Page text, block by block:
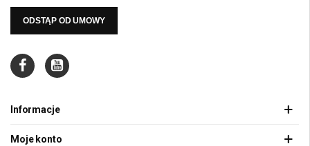
ODSTĄP OD UMOWY
Informacje
Moje konto